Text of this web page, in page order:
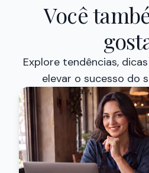
Você
Explore tendências,
elevar o sucesso do